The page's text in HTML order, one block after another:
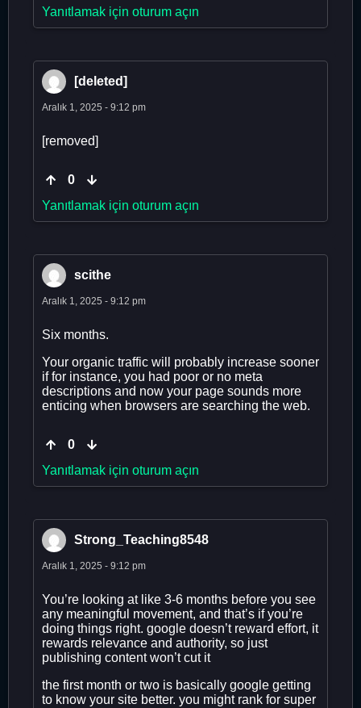
Yanıtlamak için oturum açın
[deleted]
Aralık 1, 2025 - 9:12 pm
[removed]
0
Yanıtlamak için oturum açın
scithe
Aralık 1, 2025 - 9:12 pm
Six months.
Your organic traffic will probably increase sooner
if for instance, you had poor or no meta
descriptions and now your page sounds more
enticing when browsers are searching the web.
0
Yanıtlamak için oturum açın
Strong_Teaching8548
Aralık 1, 2025 - 9:12 pm
You’re looking at like 3-6 months before you see
any meaningful movement, and that’s if you’re
doing things right. google doesn’t reward effort, it
rewards relevance and authority, so just
publishing content won’t cut it
the first month or two is basically google getting
to know your site better. you might rank for super